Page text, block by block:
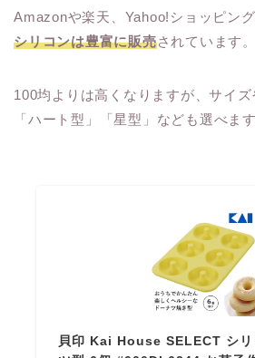
Amazonや楽天、Yahoo!ショッピン
シリコンは豊富に販売されています。
100均よりは高くなりますが、サイ
「ハート型」「星型」なども選べます
貝印 Kai House SELECT シリ